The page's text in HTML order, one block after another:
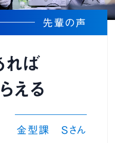
ション
先輩の声
れば
える
金型課 Sさん